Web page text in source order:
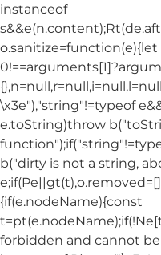
instanceof
\x3e"),"string"!=typeof
e.toString)throw
b("dirty is not a string,
{if(e.nodeName){const
forbidden and cannot